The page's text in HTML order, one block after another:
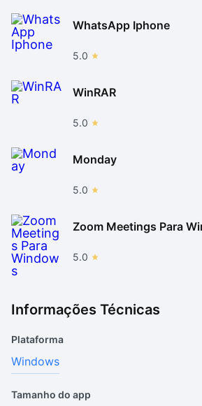
WhatsApp Iphone
5.0
WinRAR
5.0
Monday
5.0
Zoom Meetings Para
5.0
Informações Técnicas
Plataforma
Windows
Tamanho do app